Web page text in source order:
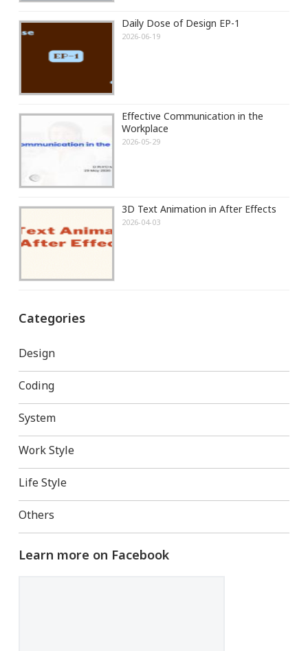
Daily Dose of Design EP-1
2026-06-19
Effective Communication in the
Workplace
2026-05-29
3D Text Animation in After Effects
2026-04-03
Categories
Design
Coding
System
Work Style
Life Style
Others
Learn more on Facebook